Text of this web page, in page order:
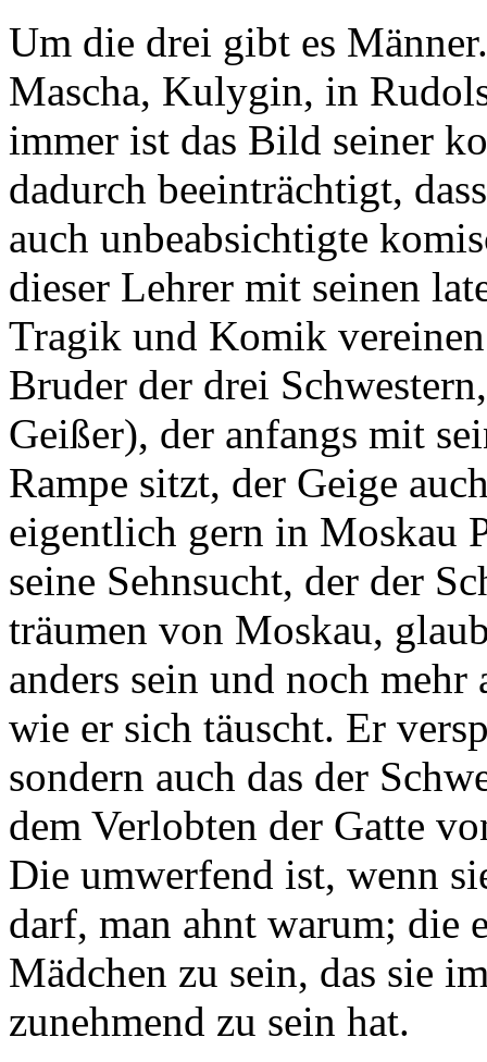
Um die drei gibt es
Mascha, Kulygin, in
immer ist das Bild seiner
dadurch beeinträchtigt,
auch unbeabsichtigte
dieser Lehrer mit seinen
Tragik und Komik
Bruder der drei
Geißer), der anfangs mit
Rampe sitzt, der Geige
eigentlich gern in Moskau
seine Sehnsucht, der der
träumen von Moskau,
anders sein und noch mehr
wie er sich täuscht. Er
sondern auch das der
dem Verlobten der Gatte
Die umwerfend ist, wenn
darf, man ahnt warum; die
Mädchen zu sein, das sie
zunehmend zu sein hat.